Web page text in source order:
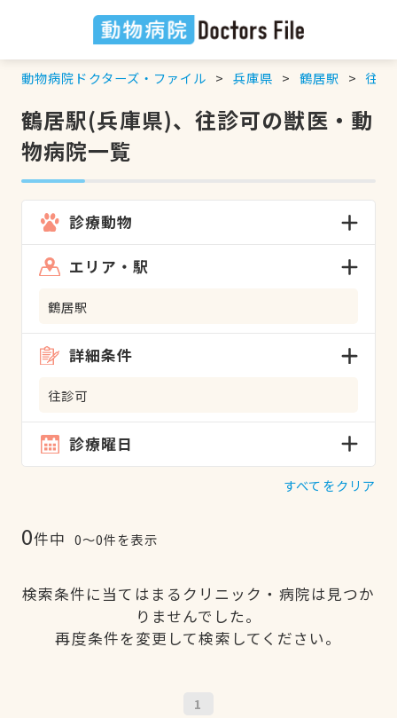
動物病院ドクターズ・ファイル 兵庫県 鶴居駅 往診
鶴居駅(兵庫県)、往診可の獣医・動
物病院一覧
診療動物
エリア・駅
鶴居駅
詳細条件
往診可
診療曜日
すべてをクリア
0件中 0〜0件を表示
検索条件に当てはまるクリニック・病院は見つか
りませんでした。
再度条件を変更して検索してください。
1